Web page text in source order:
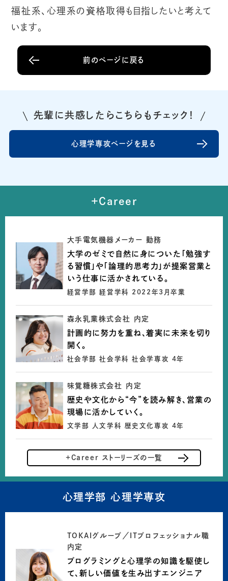
福祉系、心理系の資格取得も目指したいと考えて
います。
前のページに戻る
先輩に共感したらこちらもチェック！
心理学専攻ページを見る
+Career
大手電気機器メーカー 勤務
大学のゼミで自然に身についた「勉強す
る習慣」や「論理的思考力」が提案営業と
いう仕事に活かされている。
経営学部 経営学科 2022年3月卒業
森永乳業株式会社 内定
計画的に努力を重ね、着実に未来を切り
開く。
社会学部 社会学科 社会学専攻 4年
味覚糖株式会社 内定
歴史や文化から“今”を読み解き、営業の
現場に活かしていく。
文学部 人文学科 歴史文化専攻 4年
+Career ストーリーズの一覧
心理学部 心理学専攻
TOKAIグループ／ITプロフェッショナル職
内定
プログラミングと心理学の知識を駆使し
て、新しい価値を生み出すエンジニア